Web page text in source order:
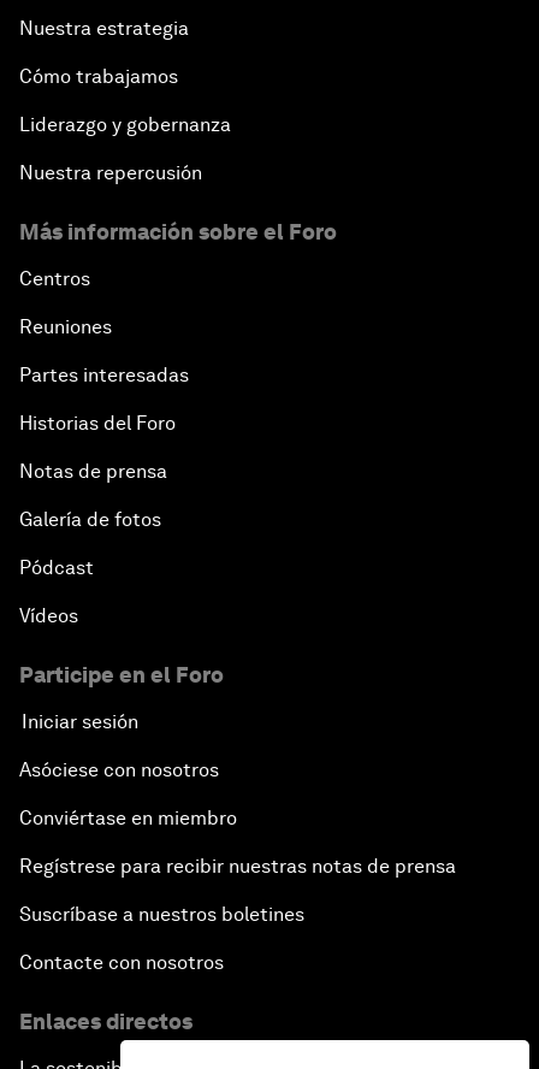
Nuestra estrategia
Cómo trabajamos
Liderazgo y gobernanza
Nuestra repercusión
Más información sobre el Foro
Centros
Reuniones
Partes interesadas
Historias del Foro
Notas de prensa
Galería de fotos
Pódcast
Vídeos
Participe en el Foro
Iniciar sesión
Asóciese con nosotros
Conviértase en miembro
Regístrese para recibir nuestras notas de prensa
Suscríbase a nuestros boletines
Contacte con nosotros
Enlaces directos